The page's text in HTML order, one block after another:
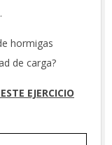
hormigas
de carga?
EJERCICIO